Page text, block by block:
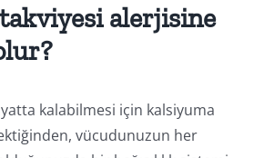
alerjisine
kalabilmesi için kalsiyuma
vücudunuzun her